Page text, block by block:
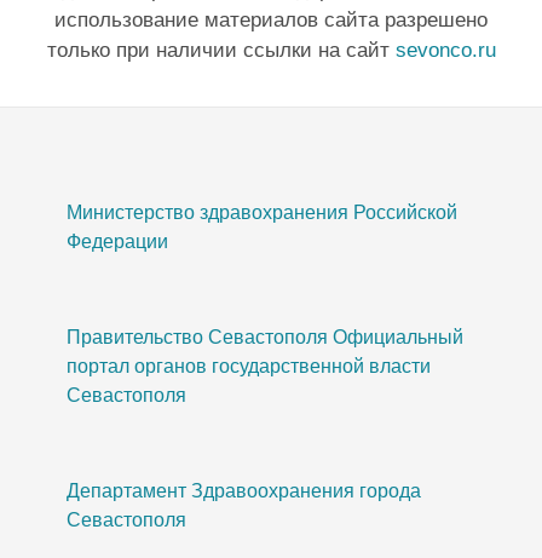
использование материалов сайта разрешено
только при наличии ссылки на сайт sevonco.ru
Министерство здравохранения Российской
Федерации
Правительство Севастополя Официальный
портал органов государственной власти
Севастополя
Департамент Здравоохранения города
Севастополя